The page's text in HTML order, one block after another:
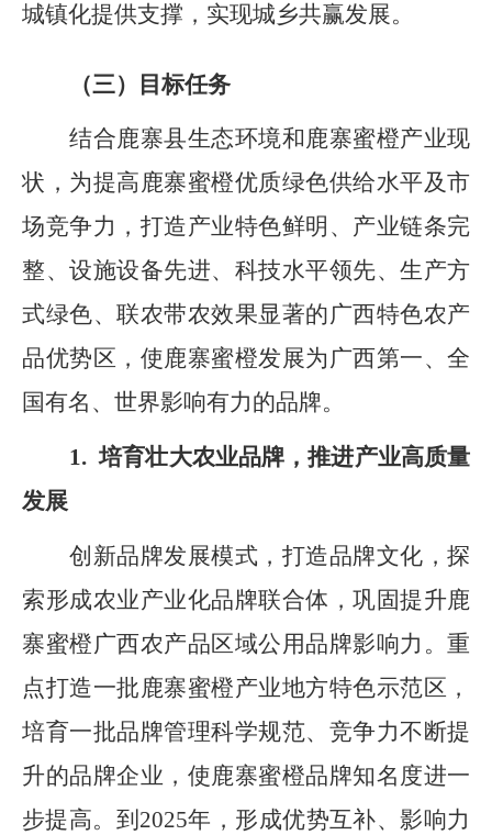
城镇化提供支撑，实现城乡共赢发展。
（三）目标任务
结合鹿寨县生态环境和鹿寨蜜橙产业现
状，为提高鹿寨蜜橙优质绿色供给水平及市
场竞争力，打造产业特色鲜明、产业链条完
整、设施设备先进、科技水平领先、生产方
式绿色、联农带农效果显著的广西特色农产
品优势区，使鹿寨蜜橙发展为广西第一、全
国有名、世界影响有力的品牌。
1.培育壮大农业品牌，推进产业高质量
发展
创新品牌发展模式，打造品牌文化，探
索形成农业产业化品牌联合体，巩固提升鹿
寨蜜橙广西农产品区域公用品牌影响力 。 重
点打造一批鹿寨蜜橙产业地方特色示范区，
培育一批品牌管理科学规范、竞争力不断提
升的品牌企业，使鹿寨蜜橙品牌知名度进一
步提高。 到 2025年，形成优势互补、影响力